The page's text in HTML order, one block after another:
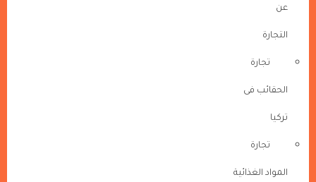
عن
التجارة
تجارة
الحقائب فى
تركيا
تجارة
المواد الغذائية